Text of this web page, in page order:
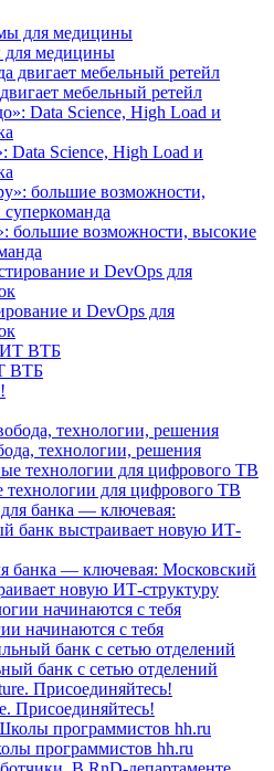
медицины
мебельный ретейл
Data Science, High Load и
большие возможности, высокие
и DevOps для
ВТБ
технологии, решения
технологии для цифрового ТВ
банка — ключевая: Московский
новую ИТ-структуру
начинаются с тебя
банк с сетью отделений
Присоединяйтесь!
программистов hh.ru